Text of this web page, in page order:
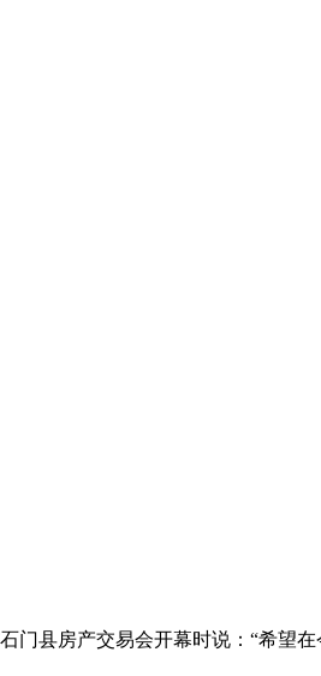
门县房产交易会开幕时说：“希望